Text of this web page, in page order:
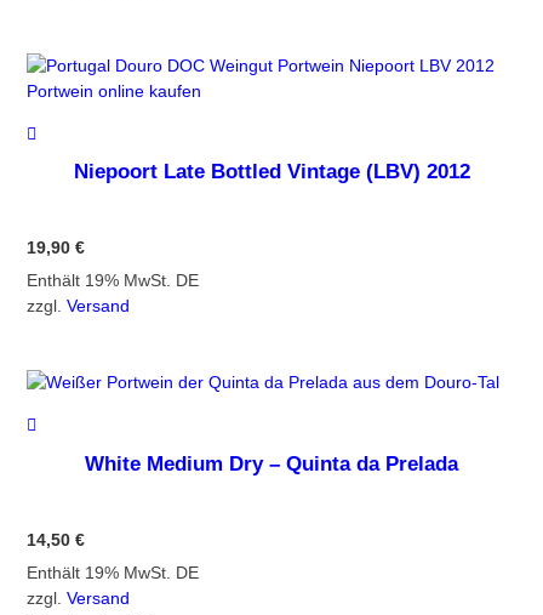
Niepoort Late Bottled Vintage (LBV) 2012
19,90€
Enthält 19% MwSt. DE
zzgl.Versand
White Medium Dry – Quinta da Prelada
14,50€
Enthält 19% MwSt. DE
zzgl.Versand